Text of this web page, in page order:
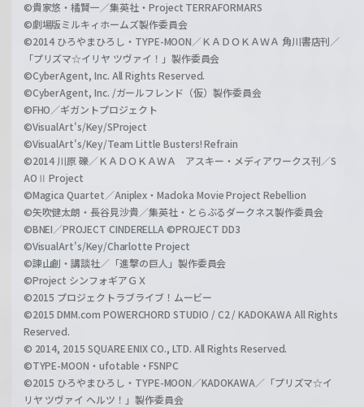
©貴家悠・橘賢一／集英社・Project TERRAFORMARS
©劇場版ミルキィホームズ製作委員会
©2014 ひろやまひろし・TYPE-MOON／ＫＡＤＯＫＡＷＡ 角川書店刊／
「プリズマ☆イリヤ ツヴァイ！」製作委員会
©CyberAgent, Inc. All Rights Reserved.
©CyberAgent, Inc. /ガールフレンド（仮）製作委員会
©FHO／ギガントプロジェクト
©VisualArt's/Key/SProject
©VisualArt's/Key/Team Little Busters! Refrain
©2014 川原 礫／ＫＡＤＯＫＡＷＡ アスキー・メディアワークス刊／S
AOⅡ Project
©Magica Quartet／Aniplex・Madoka Movie Project Rebellion
©矢吹健太朗・長谷見沙貴／集英社・とらぶるダークネス製作委員会
©BNEI／PROJECT CINDERELLA ©PROJECT DD3
©VisualArt's/Key/Charlotte Project
©諫山創・講談社／「進撃の巨人」製作委員会
©Project シンフォギアＧＸ
©2015 プロジェクトラブライブ！ムービー
©2015 DMM.com POWERCHORD STUDIO / C2 / KADOKAWA All Rights
Reserved.
© 2014, 2015 SQUARE ENIX CO., LTD. All Rights Reserved.
©TYPE-MOON・ufotable・FSNPC
©2015 ひろやまひろし・TYPE-MOON／KADOKAWA／「プリズマ☆イ
リヤ ツヴァイ ヘルツ！」製作委員会